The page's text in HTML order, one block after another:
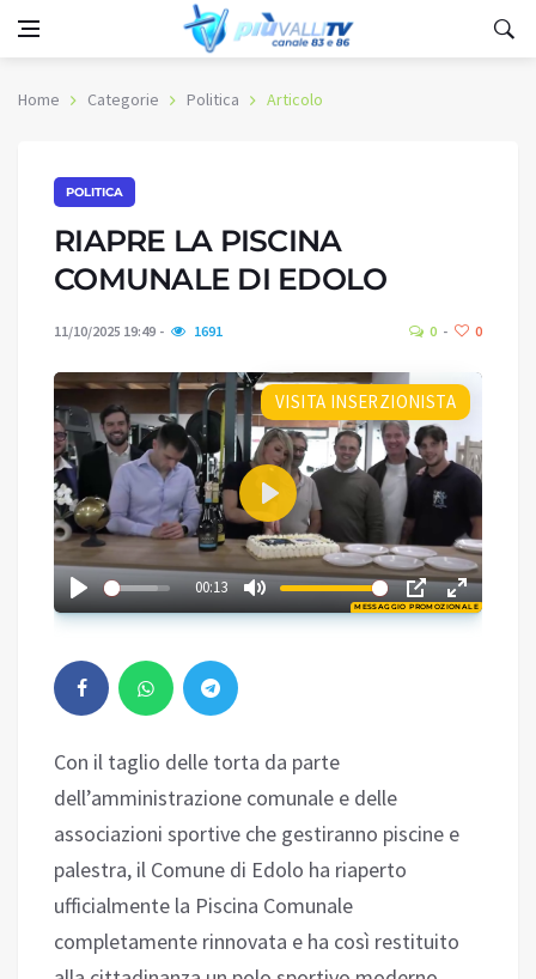
Home Categorie Politica Articolo
POLITICA
RIAPRE LA PISCINA
COMUNALE DI EDOLO
11/10/2025 19:49 1691 0 0
MESSAGGIO PROMOZIONALE
VISITA INSERZIONISTA
00:13
Play
02:23
Con il taglio delle torta da parte
dell’amministrazione comunale e delle
associazioni sportive che gestiranno piscine e
palestra, il Comune di Edolo ha riaperto
ufficialmente la Piscina Comunale
completamente rinnovata e ha così restituito